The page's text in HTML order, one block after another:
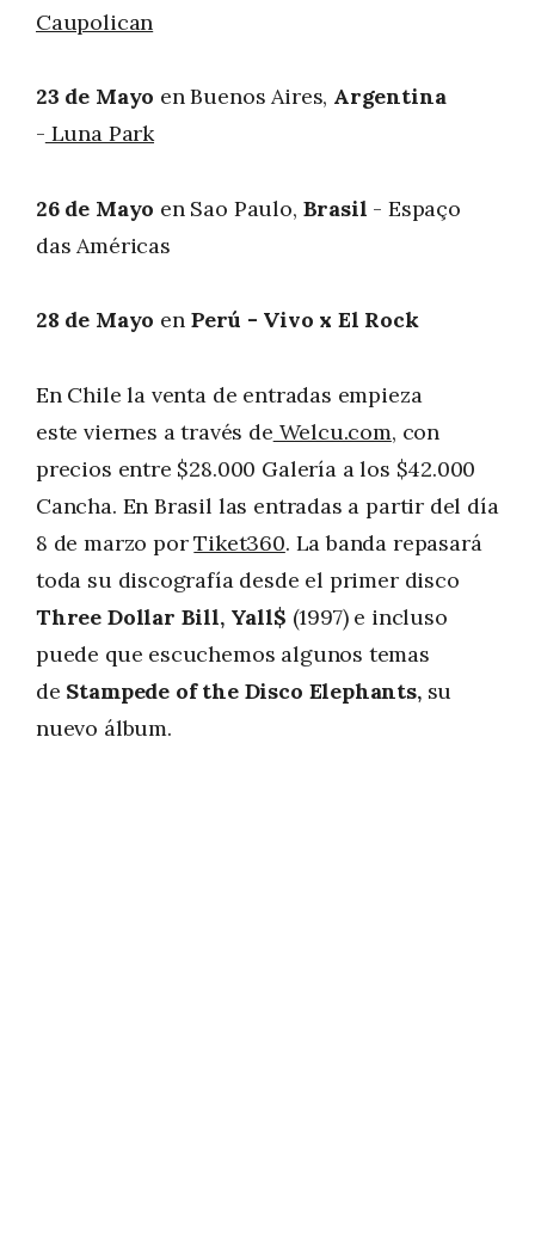
Caupolican
23 de Mayo en Buenos Aires, Argentina
- Luna Park
26 de Mayo en Sao Paulo, Brasil - Espaço
das Américas
28 de Mayo en Perú - Vivo x El Rock
En Chile la venta de entradas empieza
este viernes a través de Welcu.com, con
precios entre $28.000 Galería a los $42.000
Cancha. En Brasil las entradas a partir del día
8 de marzo porTiket360. La banda repasará
toda su discografía desde el primer disco
Three Dollar Bill, Yall$ (1997) e incluso
puede que escuchemos algunos temas
de Stampede of the Disco Elephants,su
nuevo álbum.